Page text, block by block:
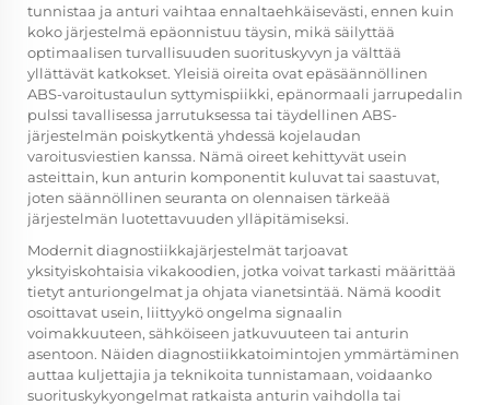
tunnistaa ja anturi vaihtaa ennaltaehkäisevästi, ennen kuin
koko järjestelmä epäonnistuu täysin, mikä säilyttää
optimaalisen turvallisuuden suorituskyvyn ja välttää
yllättävät katkokset. Yleisiä oireita ovat epäsäännöllinen
ABS-varoitustaulun syttymispiikki, epänormaali jarrupedalin
pulssi tavallisessa jarrutuksessa tai täydellinen ABS-
järjestelmän poiskytkentä yhdessä kojelaudan
varoitusviestien kanssa. Nämä oireet kehittyvät usein
asteittain, kun anturin komponentit kuluvat tai saastuvat,
joten säännöllinen seuranta on olennaisen tärkeää
järjestelmän luotettavuuden ylläpitämiseksi.
Modernit diagnostiikkajärjestelmät tarjoavat
yksityiskohtaisia vikakoodien, jotka voivat tarkasti määrittää
tietyt anturiongelmat ja ohjata vianetsintää. Nämä koodit
osoittavat usein, liittyykö ongelma signaalin
voimakkuuteen, sähköiseen jatkuvuuteen tai anturin
asentoon. Näiden diagnostiikkatoimintojen ymmärtäminen
auttaa kuljettajia ja teknikoita tunnistamaan, voidaanko
suorituskykyongelmat ratkaista anturin vaihdolla tai